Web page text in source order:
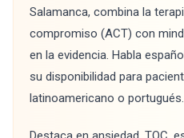
Salamanca, combina la
compromiso (ACT) con
en la evidencia. Habla
su disponibilidad para
latinoamericano o portugués.